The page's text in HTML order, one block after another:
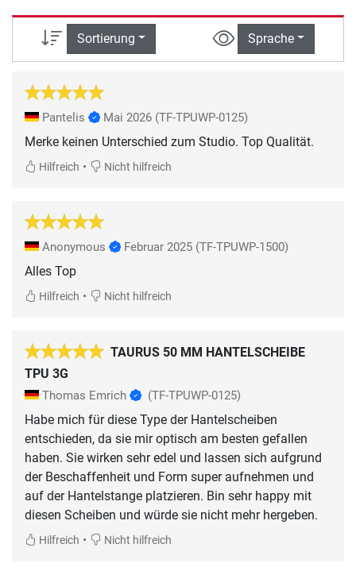
Sortierung Sprache
Pantelis Mai 2026 (TF-TPUWP-0125)
Merke keinen Unterschied zum Studio. Top Qualität.
Hilfreich • Nicht hilfreich
Anonymous Februar 2025 (TF-TPUWP-1500)
Alles Top
Hilfreich • Nicht hilfreich
TAURUS 50 MM HANTELSCHEIBE
TPU 3G
Thomas Emrich (TF-TPUWP-0125)
Habe mich für diese Type der Hantelscheiben
entschieden, da sie mir optisch am besten gefallen
haben. Sie wirken sehr edel und lassen sich aufgrund
der Beschaffenheit und Form super aufnehmen und
auf der Hantelstange platzieren. Bin sehr happy mit
diesen Scheiben und würde sie nicht mehr hergeben.
Hilfreich • Nicht hilfreich